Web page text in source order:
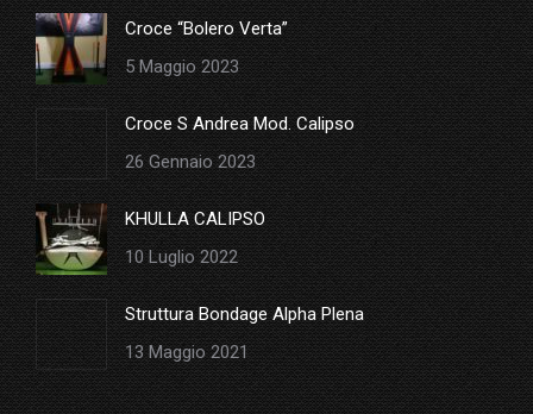
in
new
window
Croce “Bolero Verta”
5 Maggio 2023
Croce S Andrea Mod. Calipso
26 Gennaio 2023
KHULLA CALIPSO
10 Luglio 2022
Struttura Bondage Alpha Plena
13 Maggio 2021